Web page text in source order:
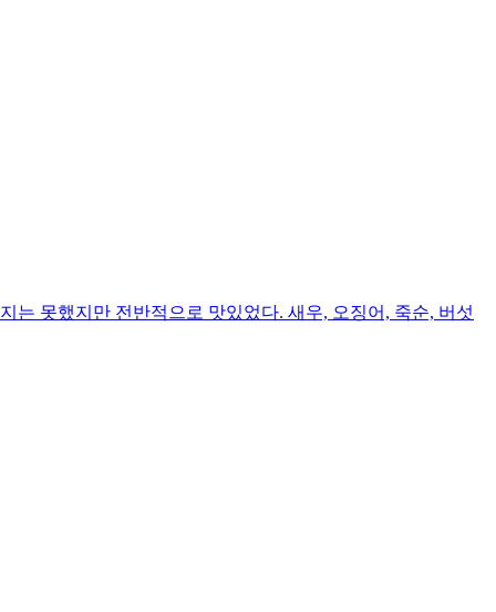
는 못했지만 전반적으로 맛있었다. 새우, 오징어, 죽순, 버섯